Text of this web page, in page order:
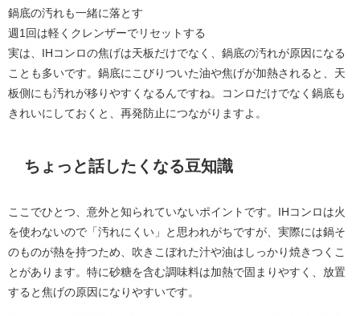
鍋底の汚れも一緒に落とす
週1回は軽くクレンザーでリセットする
実は、IHコンロの焦げは天板だけでなく、鍋底の汚れが原因になる
ことも多いです。鍋底にこびりついた油や焦げが加熱されると、天
板側にも汚れが移りやすくなるんですね。コンロだけでなく鍋底も
きれいにしておくと、再発防止につながりますよ。
ちょっと話したくなる豆知識
ここでひとつ、意外と知られていないポイントです。IHコンロは火
を使わないので「汚れにくい」と思われがちですが、実際には鍋そ
のものが熱を持つため、吹きこぼれた汁や油はしっかり焼きつくこ
とがあります。特に砂糖を含む調味料は加熱で固まりやすく、放置
すると焦げの原因になりやすいです。